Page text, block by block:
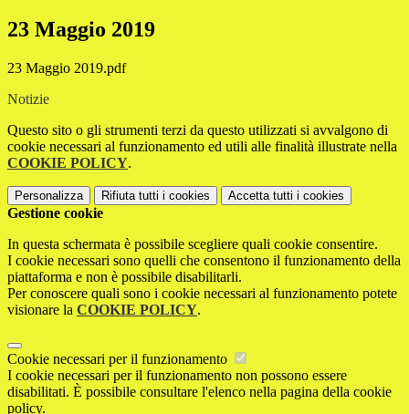
23 Maggio 2019
23 Maggio 2019.pdf
Notizie
Questo sito o gli strumenti terzi da questo utilizzati si avvalgono di
cookie necessari al funzionamento ed utili alle finalità illustrate nella
COOKIE POLICY.
Personalizza Rifiuta tutti i cookies Accetta tutti i cookies
Gestione cookie
In questa schermata è possibile scegliere quali cookie consentire.
I cookie necessari sono quelli che consentono il funzionamento della
piattaforma e non è possibile disabilitarli.
Per conoscere quali sono i cookie necessari al funzionamento potete
visionare la COOKIE POLICY.
Cookie necessari per il funzionamento
I cookie necessari per il funzionamento non possono essere
disabilitati. È possibile consultare l'elenco nella pagina della cookie
policy.